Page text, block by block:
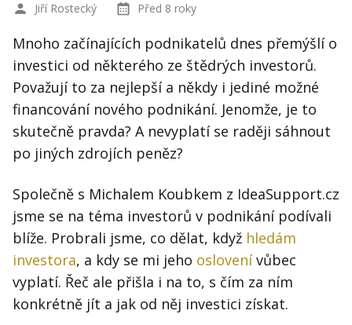
Jiří Rostecký Před 8 roky
Mnoho začínajících podnikatelů dnes přemýšlí o
investici od některého ze štědrých investorů.
Považují to za nejlepší a někdy i jediné možné
financování nového podnikání. Jenomže, je to
skutečně pravda? A nevyplatí se raději sáhnout
po jiných zdrojích peněz?
Společně s Michalem Koubkem z IdeaSupport.cz
jsme se na téma investorů v podnikání podívali
blíže. Probrali jsme, co dělat, když hledám
investora, a kdy se mi jeho oslovenívůbec
vyplatí. Řeč ale přišla i na to, s čím za ním
konkrétně jít a jak od něj investici získat.